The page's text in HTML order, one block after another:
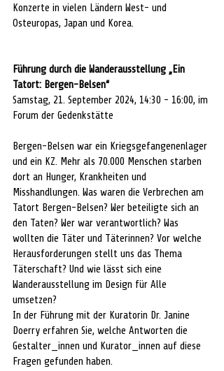
Konzerte in vielen Ländern West- und
Osteuropas, Japan und Korea.
Führung durch die Wanderausstellung „Ein
Tatort: Bergen-Belsen“
Samstag, 21. September 2024, 14:30 - 16:00, im
Forum der Gedenkstätte
Bergen-Belsen war ein Kriegsgefangenenlager
und ein KZ. Mehr als 70.000 Menschen starben
dort an Hunger, Krankheiten und
Misshandlungen. Was waren die Verbrechen am
Tatort Bergen-Belsen? Wer beteiligte sich an
den Taten? Wer war verantwortlich? Was
wollten die Täter und Täterinnen? Vor welche
Herausforderungen stellt uns das Thema
Täterschaft? Und wie lässt sich eine
Wanderausstellung im Design für Alle
umsetzen?
In der Führung mit der Kuratorin Dr. Janine
Doerry erfahren Sie, welche Antworten die
Gestalter_innen und Kurator_innen auf diese
Fragen gefunden haben.